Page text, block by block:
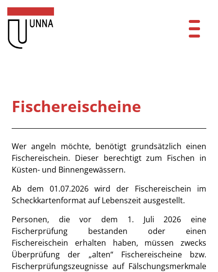
Zum Hauptinhalt springen
Zum Header
Zum Hauptinhalt
Zum Footer
Mitarbeitende A-Z
FAQ
Anmelden
Fischereischeine
Beschreibung
Wer angeln möchte, benötigt grundsätzlich einen
Fischereischein. Dieser berechtigt zum Fischen in
Küsten- und Binnengewässern.
Ab dem 01.07.2026 wird der Fischereischein im
Scheckkartenformat auf Lebenszeit ausgestellt.
Personen, die vor dem 1. Juli 2026 eine
Fischerprüfung bestanden oder einen
Fischereischein erhalten haben, müssen zwecks
Überprüfung der „alten“ Fischereischeine bzw.
Fischerprüfungszeugnisse auf Fälschungsmerkmale